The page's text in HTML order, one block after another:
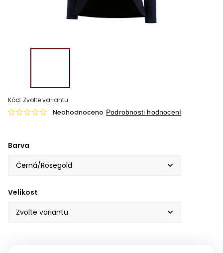
Kód: Zvolte variantu
Neohodnoceno Podrobnosti hodnocení
Barva
Velikost